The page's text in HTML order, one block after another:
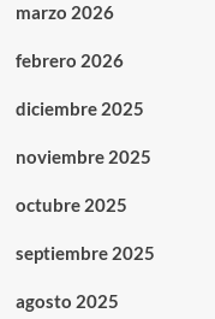
marzo 2026
febrero 2026
diciembre 2025
noviembre 2025
octubre 2025
septiembre 2025
agosto 2025